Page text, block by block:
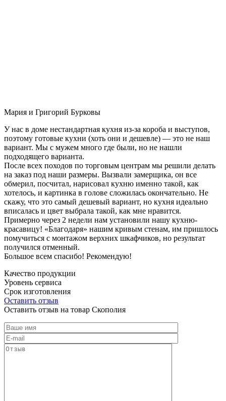
Мария и Григорий Бурковы
У нас в доме нестандартная кухня из-за короба и выступов,
поэтому готовые кухни (хоть они и дешевле) — это не наш
вариант. Мы с мужем много где были, но не нашли
подходящего варианта.
После всех походов по торговым центрам мы решили делать
на заказ под наши размеры. Вызвали замерщика, он все
обмерил, посчитал, нарисовал кухню именно такой, как
хотелось, и картинка в голове сложилась окончательно. Не
скажу, что это самый дешевый вариант, но кухня идеально
вписалась и цвет выбрала такой, как мне нравится.
Примерно через 2 недели нам установили нашу кухню-
красавицу! «Благодаря» нашим кривым стенам, им пришлось
помучиться с монтажом верхних шкафчиков, но результат
получился отменный.
Большое всем спасибо! Рекомендую!
Качество продукции
Уровень сервиса
Срок изготовления
Оставить отзыв
Оставить отзыв на товар Скополия